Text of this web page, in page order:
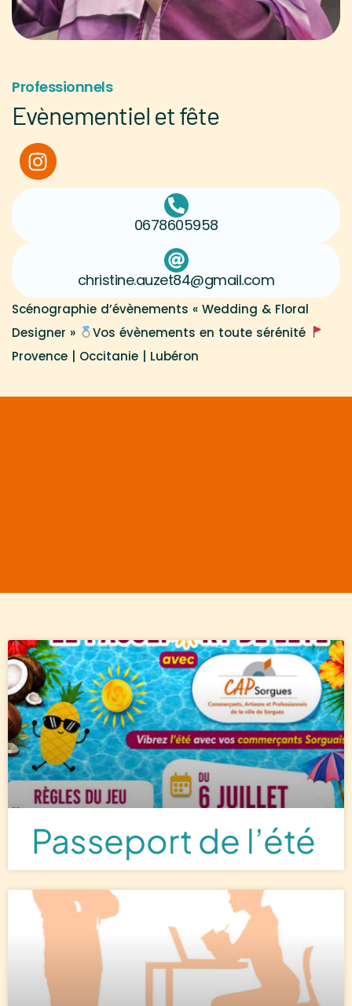
Professionnels
Evènementiel et fête
0678605958
christine.auzet84@gmail.com
Scénographie d’évènements « Wedding & Floral
Designer »
Vos évènements en toute sérénité
Provence | Occitanie | Lubéron
Passeport de l’été